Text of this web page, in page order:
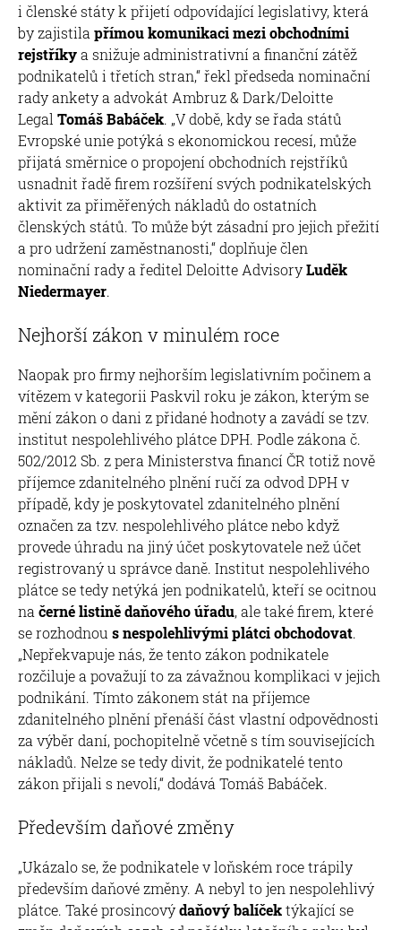
i členské státy k přijetí odpovídající legislativy, která
by zajistila přímou komunikaci mezi obchodními
rejstříkya snižuje administrativní a finanční zátěž
podnikatelů i třetích stran,“ řekl předseda nominační
rady ankety a advokát Ambruz & Dark/Deloitte
Legal Tomáš Babáček. „V době, kdy se řada států
Evropské unie potýká s ekonomickou recesí, může
přijatá směrnice o propojení obchodních rejstříků
usnadnit řadě firem rozšíření svých podnikatelských
aktivit za přiměřených nákladů do ostatních
členských států. To může být zásadní pro jejich přežití
a pro udržení zaměstnanosti,“ doplňuje člen
nominační rady a ředitel Deloitte AdvisoryLuděk
Niedermayer.
Nejhorší zákon v minulém roce
Naopak pro firmy nejhorším legislativním počinem a
vítězem v kategorii Paskvil roku je zákon, kterým se
mění zákon o dani z přidané hodnoty a zavádí se tzv.
institut nespolehlivého plátce DPH. Podle zákona č.
502/2012 Sb. z pera Ministerstva financí ČR totiž nově
příjemce zdanitelného plnění ručí za odvod DPH v
případě, kdy je poskytovatel zdanitelného plnění
označen za tzv. nespolehlivého plátce nebo když
provede úhradu na jiný účet poskytovatele než účet
registrovaný u správce daně. Institut nespolehlivého
plátce se tedy netýká jen podnikatelů, kteří se ocitnou
na černé listině daňového úřadu, ale také firem, které
se rozhodnou s nespolehlivými plátci obchodovat.
„Nepřekvapuje nás, že tento zákon podnikatele
rozčiluje a považují to za závažnou komplikaci v jejich
podnikání. Tímto zákonem stát na příjemce
zdanitelného plnění přenáší část vlastní odpovědnosti
za výběr daní, pochopitelně včetně s tím souvisejících
nákladů. Nelze se tedy divit, že podnikatelé tento
zákon přijali s nevolí,“ dodává Tomáš Babáček.
Především daňové změny
„Ukázalo se, že podnikatele v loňském roce trápily
především daňové změny. A nebyl to jen nespolehlivý
plátce. Také prosincovýdaňový balíčektýkající se